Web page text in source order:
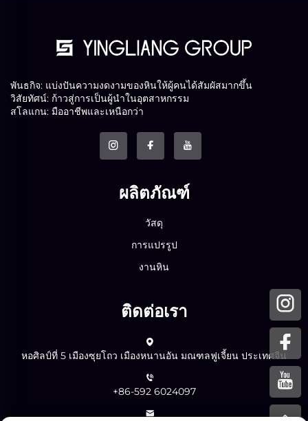
พันธกิจ: แบ่งปันความงดงามของหินให้ผู้คนได้สัมผัสมากขึ้น
วิสัยทัศน์: ก้าวสู่การเป็นผู้นำในอุตสาหกรรม
สโลแกน: มืออาชีพและเหนือกว่า
ผลิตภัณฑ์
วัสดุ
การแปรรูป
งานหิน
ติดต่อเรา
หอศิลป์ที่ 5 เมืองซุยโถว เมืองหนานอัน มณฑลฟูเจี้ยน ประเทศจีน
+86-592 6024097